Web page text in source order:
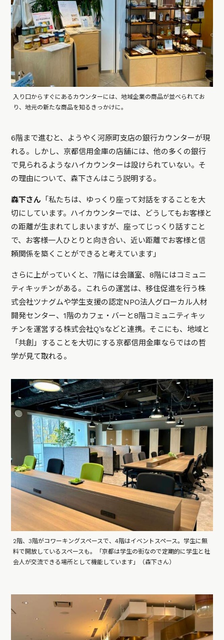
入り口からすぐにあるカウンターには、地域企業の商品が並べられてお
り、地元の新たな商品を知るきっかけに。
6階まで進むと、ようやく河原町支店の銀行カウンターが現
れる。しかし、京都信用金庫の店舗には、他の多くの銀行
で見られるようなハイカウンターは設けられていない。そ
の理由について、森下さんはこう説明する。
森下さん 「私たちは、ゆっくり座って対話をすることを大
切にしています。ハイカウンターでは、どうしてもお客様と
の距離が生まれてしまいますが、座ってじっくり話すこと
で、お客様一人ひとりと向き合い、近い距離でお客様と信
頼関係を築くことができると考えています」
さらに上がっていくと、7階には会議室、8階にはコミュニ
ティキッチンがある。これらの運営は、移住促進を行う株
式会社ツナグムや学生支援の認定NPO法人グローカル人材
開発センター、1階のカフェ・バーと8階コミュニティキッ
チンを運営する株式会社Q’sなどと連携。そこにも、地域と
「共創」することを大切にする京都信用金庫ならではの哲
学が見て取れる。
2階、3階がコワーキングスペースで、4階はイベントスペース。学生に無
料で開放しているスペースも。「京都は学生の街なので定期的に学生と社
会人が交流できる場所として機能しています」（森下さん）